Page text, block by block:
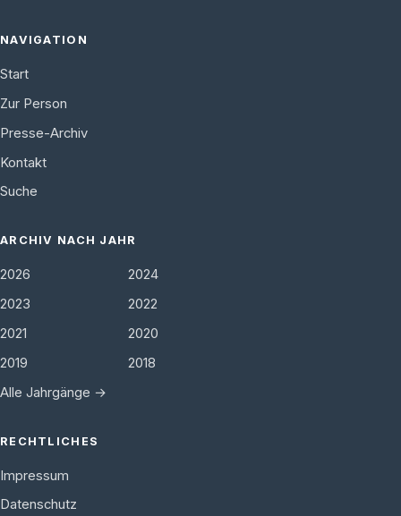
NAVIGATION
Start
Zur Person
Presse-Archiv
Kontakt
Suche
ARCHIV NACH JAHR
2026
2024
2023
2022
2021
2020
2019
2018
Alle Jahrgänge →
RECHTLICHES
Impressum
Datenschutz